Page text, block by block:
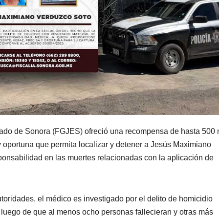
de Sonora (FGJES) ofreció una recompensa de hasta 500
que permita localizar y detener a Jesús Maximiano
en las muertes relacionadas con la aplicación de
el médico es investigado por el delito de homicidio
de que al menos ocho personas fallecieran y otras más